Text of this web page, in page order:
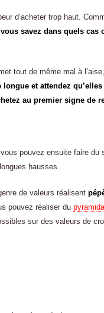
d’acheter trop haut.
savez dans quels cas
tout de même mal à l’aise,
longue et attendez
au premier signe de
vous pouvez ensuite faire
hausses.
de valeurs réalisent
pouvez réaliser du
sur des valeurs de